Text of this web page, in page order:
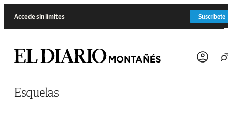
Accede sin límites Suscríbete
Esquelas